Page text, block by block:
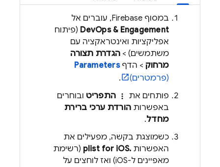
במסוף Firebase, עוברים אל
DevOps & Engagement (פיתוח
אפליקציות ואינטראקציה עם
משתמשים) > הגדרת תצורה
מרחוק > הדףParameters
(פרמטרים)
.
פותחים את
more_vert התפריט ובוחרים
באפשרות הורדת ערכי ברירת
מחדל.
כשמוצגת בקשה, מפעילים את
האפשרות .plist for iOS
(רשימת
מאפיינים ל-iOS) ואז לוחצים על